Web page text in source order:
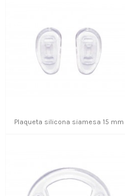
Plaqueta silicona siamesa 15 mm